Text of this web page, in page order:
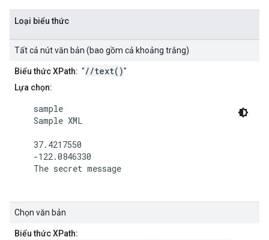
Loại biểu thức
Tất cả nút văn bản (bao gồm cả khoảng trắng)
Biểu thức XPath: "//text()"
Lựa chọn:
    sample
    Sample XML
    37.4217550
    -122.0846330
    The secret message
Chọn văn bản
Biểu thức XPath: